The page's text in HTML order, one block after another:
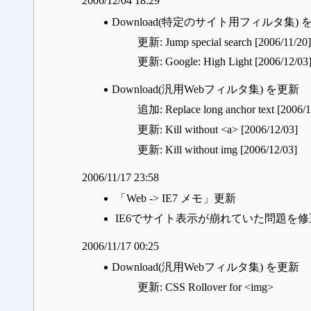
Download(特定のサイト用フィルタ集)
更新: Jump special search [2006/11/20]
更新: Google: High Light [2006/12/03]
Download(汎用Webフィルタ集) を更新
追加: Replace long anchor text [2006/
更新: Kill without <a> [2006/12/03]
更新: Kill without img [2006/12/03]
2006/11/17 23:58
「Web -> IE7 メモ」更新
IE6でサイト表示が崩れていた問題を修
2006/11/17 00:25
Download(汎用Webフィルタ集) を更新
更新: CSS Rollover for <img>